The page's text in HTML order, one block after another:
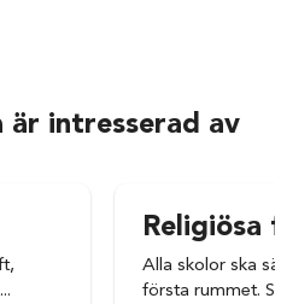
är intresserad av
Religiösa
Alla skolor ska
första rummet.